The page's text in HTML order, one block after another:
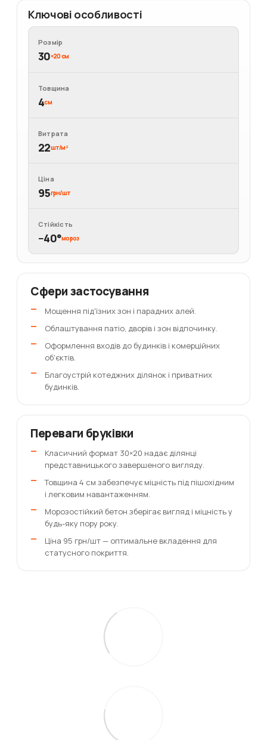
Ключові особливості
Розмір
30×20 см
Товщина
4см
Витрата
22шт/м²
Ціна
95грн/шт
Стійкість
−40°мороз
Сфери застосування
Мощення під'їзних зон і парадних алей.
Облаштування патіо, дворів і зон відпочинку.
Оформлення входів до будинків і комерційних
об'єктів.
Благоустрій котеджних ділянок і приватних
будинків.
Переваги бруківки
Класичний формат 30×20 надає ділянці
представницького завершеного вигляду.
Товщина 4 см забезпечує міцність під пішохідним
і легковим навантаженням.
Морозостійкий бетон зберігає вигляд і міцність у
будь-яку пору року.
Ціна 95 грн/шт — оптимальне вкладення для
статусного покриття.